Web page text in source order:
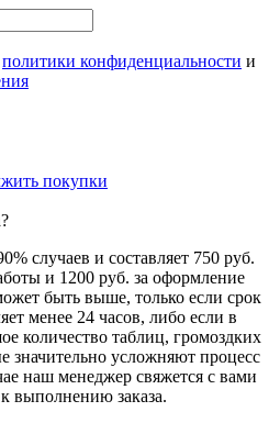
политики конфиденциальности и
покупки
случаев и составляет 750 руб.
и 1200 руб. за оформление
быть выше, только если срок
менее 24 часов, либо если в
количество таблиц, громоздких
значительно усложняют процесс
наш менеджер свяжется с вами
выполнению заказа.